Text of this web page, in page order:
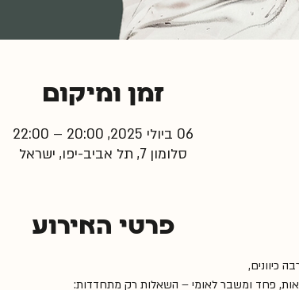
זמן ומיקום
06 ביולי 2025, 20:00 – 22:00
סלומון 7, תל אביב-יפו, ישראל
פרטי האירוע
כיוונים,
פחד ומשבר לאומי – השאלות רק מתחדדות: